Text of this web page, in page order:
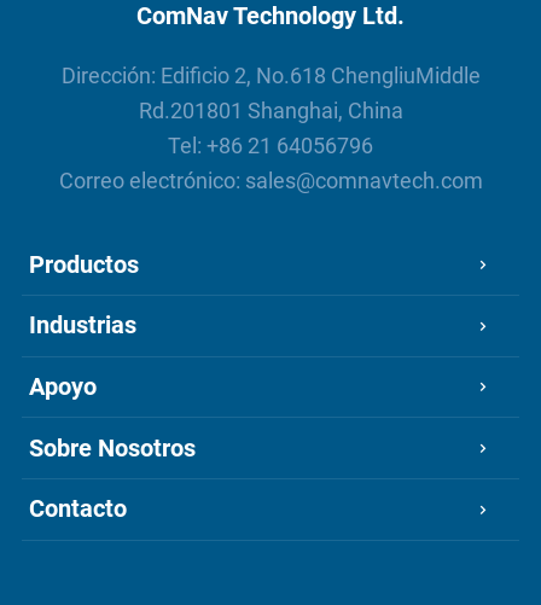
ComNav Technology Ltd.
Dirección: Edificio 2, No.618 ChengliuMiddle
Rd.201801 Shanghai, China
Tel: +86 21 64056796
Correo electrónico: sales@comnavtech.com
Productos
Industrias
Apoyo
Sobre Nosotros
Contacto